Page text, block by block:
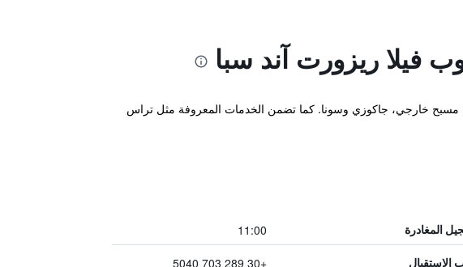
خارجي، جاكوزي وسونا. كما تضمن الخدمات المعروفة مثل تراس
المغادرة 11:00
الاستقبال +30 289 703 5040